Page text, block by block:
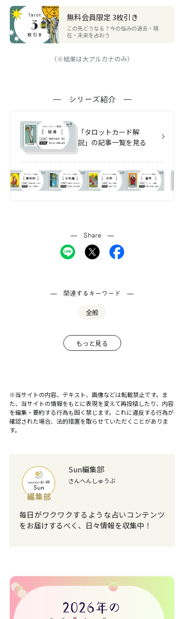
無料会員限定 3枚引き
この先どうなる？今の悩みの過去・現
在・未来を占おう
（※結果は大アルカナのみ）
シリーズ紹介
「タロットカード解
説」の記事一覧を見る
Share
関連するキーワード
全般
もっと見る
※当サイトの内容、テキスト、画像などは転載禁止です。ま
た、当サイトの情報をもとに表現を変えて再投稿したり、内容
を編集・要約する行為も固く禁じます。これに違反する行為が
確認された場合、法的措置を取らせていただくことがありま
す。
Sun編集部
さんへんしゅうぶ
毎日がワクワクするような占いコンテンツ
をお届けするべく、日々情報を収集中！